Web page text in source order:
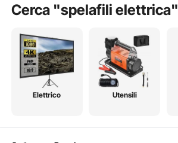
Cerca "spelafili elettrica"
Elettrico Utensili